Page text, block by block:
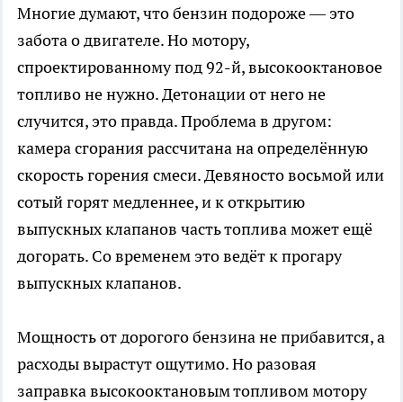
Многие думают, что бензин подороже — это
забота о двигателе. Но мотору,
спроектированному под 92-й, высокооктановое
топливо не нужно. Детонации от него не
случится, это правда. Проблема в другом:
камера сгорания рассчитана на определённую
скорость горения смеси. Девяносто восьмой или
сотый горят медленнее, и к открытию
выпускных клапанов часть топлива может ещё
догорать. Со временем это ведёт к прогару
выпускных клапанов.
Мощность от дорогого бензина не прибавится, а
расходы вырастут ощутимо. Но разовая
заправка высокооктановым топливом мотору